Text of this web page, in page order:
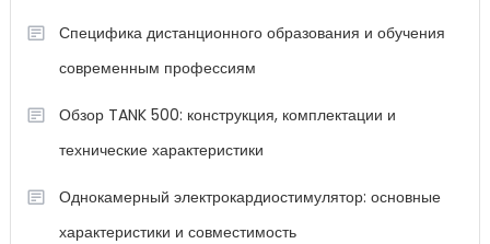
Специфика дистанционного образования и обучения
современным профессиям
Обзор TANK 500: конструкция, комплектации и
технические характеристики
Однокамерный электрокардиостимулятор: основные
характеристики и совместимость